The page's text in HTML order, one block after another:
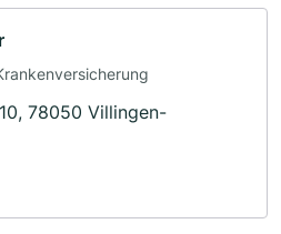
78050 Villingen-